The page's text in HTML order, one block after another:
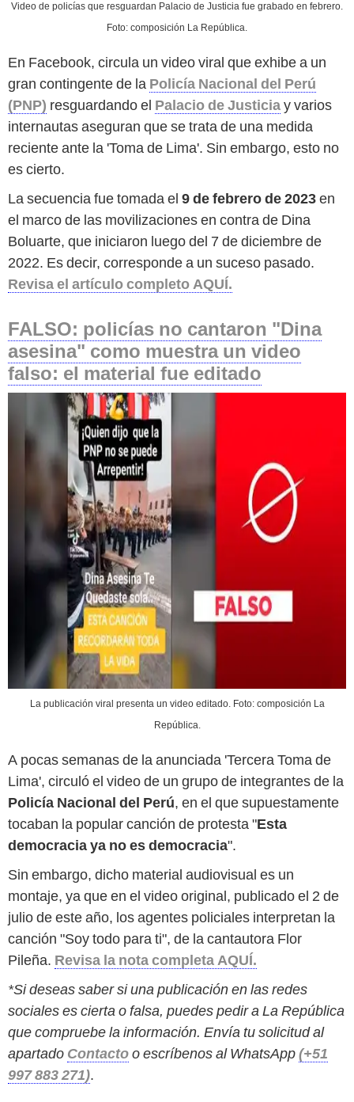
Video de policías que resguardan Palacio de Justicia fue grabado en febrero.
Foto: composición La República.
En Facebook, circula un video viral que exhibe a un
gran contingente de la Policía Nacional del Perú
(PNP) resguardando el Palacio de Justiciay varios
internautas aseguran que se trata de una medida
reciente ante la 'Toma de Lima'. Sin embargo, esto no
es cierto.
La secuencia fue tomada el 9 de febrero de 2023en
el marco de las movilizaciones en contra de Dina
Boluarte, que iniciaron luego del 7 de diciembre de
2022. Es decir, corresponde a un suceso pasado.
Revisa el artículo completo AQUÍ.
FALSO: policías no cantaron "Dina
asesina" como muestra un video
falso: el material fue editado
La publicación viral presenta un video editado. Foto: composición La
República.
A pocas semanas de la anunciada 'Tercera Toma de
Lima', circuló el video de un grupo de integrantes de la
Policía Nacional del Perú, en el que supuestamente
tocaban la popular canción de protesta "Esta
democracia ya no es democracia".
Sin embargo, dicho material audiovisual es un
montaje, ya que en el video original, publicado el 2 de
julio de este año, los agentes policiales interpretan la
canción "Soy todo para ti", de la cantautora Flor
Pileña. Revisa la nota completa AQUÍ.
*Si deseas saber si una publicación en las redes
sociales es cierta o falsa, puedes pedir a La República
que compruebe la información. Envía tu solicitud al
apartado Contactoo escríbenos al WhatsApp(+51
997 883 271).